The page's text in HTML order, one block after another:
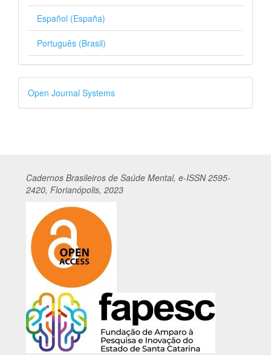
Español (España)
Português (Brasil)
Desenvolvido
por
Open Journal Systems
Cadernos Brasileiros de Saúde Mental, e-ISSN 2595-
2420, Florianópolis, 2023